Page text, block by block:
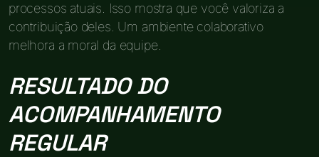
processos atuais. Isso mostra que você valoriza a
contribuição deles. Um ambiente colaborativo
melhora a moral da equipe.
RESULTADO DO
ACOMPANHAMENTO
REGULAR